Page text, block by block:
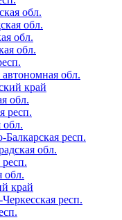
обл.
обл.
обл.
обл.
обл.
край
обл.
респ.
обл.
Балкарская респ.
обл.
обл.
край
респ.